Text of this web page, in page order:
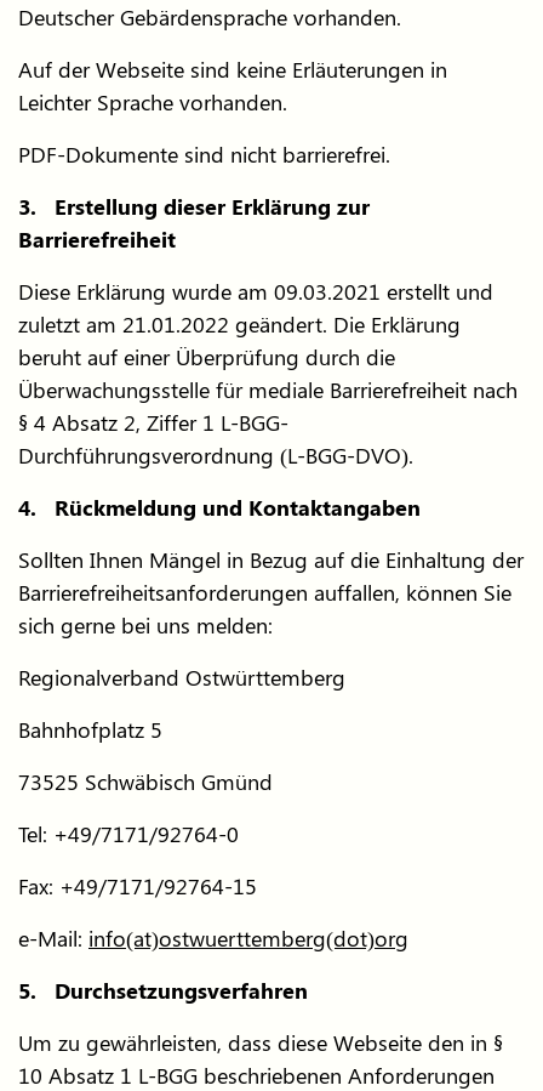
Deutscher Gebärdensprache vorhanden.
Auf der Webseite sind keine Erläuterungen in
Leichter Sprache vorhanden.
PDF-Dokumente sind nicht barrierefrei.
3. Erstellung dieser Erklärung zur
Barrierefreiheit
Diese Erklärung wurde am 09.03.2021 erstellt und
zuletzt am 21.01.2022 geändert. Die Erklärung
beruht auf einer Überprüfung durch die
Überwachungsstelle für mediale Barrierefreiheit nach
§ 4 Absatz 2, Ziffer 1 L-BGG-
Durchführungsverordnung (L-BGG-DVO).
4. Rückmeldung und Kontaktangaben
Sollten Ihnen Mängel in Bezug auf die Einhaltung der
Barrierefreiheitsanforderungen auffallen, können Sie
sich gerne bei uns melden:
Regionalverband Ostwürttemberg
Bahnhofplatz 5
73525 Schwäbisch Gmünd
Tel: +49/7171/92764-0
Fax: +49/7171/92764-15
e-Mail: info(at)ostwuerttemberg(dot)org
5. Durchsetzungsverfahren
Um zu gewährleisten, dass diese Webseite den in §
10 Absatz 1 L-BGG beschriebenen Anforderungen